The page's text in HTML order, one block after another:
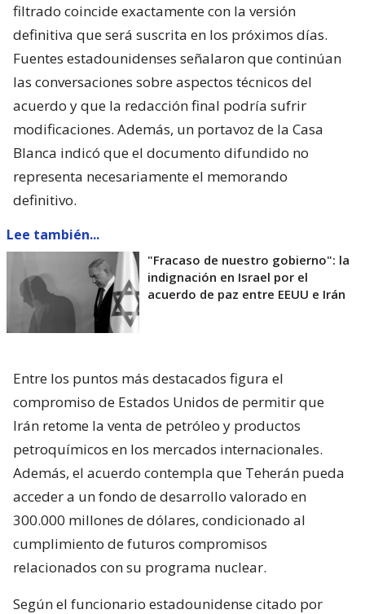
filtrado coincide exactamente con la versión
definitiva que será suscrita en los próximos días.
Fuentes estadounidenses señalaron que continúan
las conversaciones sobre aspectos técnicos del
acuerdo y que la redacción final podría sufrir
modificaciones. Además, un portavoz de la Casa
Blanca indicó que el documento difundido no
representa necesariamente el memorando
definitivo.
Lee también...
"Fracaso de nuestro gobierno": la
indignación en Israel por el
acuerdo de paz entre EEUU e Irán
Entre los puntos más destacados figura el
compromiso de Estados Unidos de permitir que
Irán retome la venta de petróleo y productos
petroquímicos en los mercados internacionales.
Además, el acuerdo contempla que Teherán pueda
acceder a un fondo de desarrollo valorado en
300.000 millones de dólares, condicionado al
cumplimiento de futuros compromisos
relacionados con su programa nuclear.
Según el funcionario estadounidense citado por